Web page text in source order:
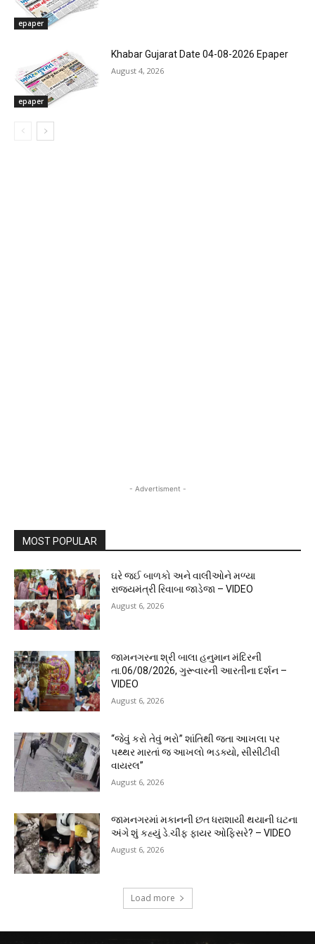
epaper
epaper
Khabar Gujarat Date 04-08-2026 Epaper
August 4, 2026
- Advertisment -
MOST POPULAR
ઘરે જઈ બાળકો અને વાલીઓને મળ્યા
રાજ્યમંત્રી રિવાબા જાડેજા – VIDEO
August 6, 2026
જામનગરના શ્રી બાલા હનુમાન મંદિરની
તા.06/08/2026, ગુરૂવારની આરતીના દર્શન –
VIDEO
August 6, 2026
“જેવું કરો તેવું ભરો” શાંતિથી જતા આખલા પર
પથ્થર મારતાં જ આખલો ભડક્યો, સીસીટીવી
વાયરલ”
August 6, 2026
જામનગરમાં મકાનની છત ધરાશાયી થયાની ઘટના
અંગે શું કહ્યું ડે.ચીફ ફાયર ઓફિસરે? – VIDEO
August 6, 2026
Load more